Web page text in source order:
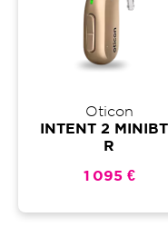
Oticon
INTENT 2
R
1 095 €